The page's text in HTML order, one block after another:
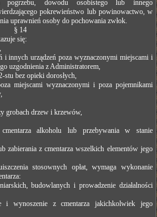
pogrzebu, dowodu osobistego lub innego
pokrewieństwo lub powinowactwo, w
uprawnień osoby do pochowania zwłok.
§ 14
się:
i innych urządzeń poza wyznaczonymi miejscami i
uzgodnienia z Administratorem,
stu bez opieki dorosłych,
miejscami wyznaczonymi i poza pojemnikami
grobach drzew i krzewów,
alkoholu lub przebywania w stanie
zabierania z cmentarza wszelkich elementów jego
stosownych opłat, wymaga wykonanie
budowlanych i prowadzenie działalności
i wynoszenie z cmentarza jakichkolwiek jego